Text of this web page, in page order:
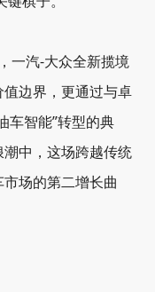
一汽-大众全新揽境
边界，更通过与卓
车智能”转型的典
中，这场跨越传统
场的第二增长曲